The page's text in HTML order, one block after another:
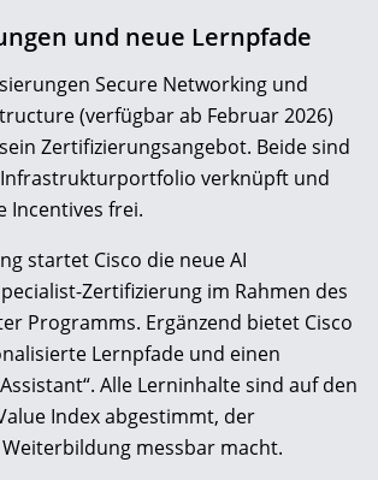
und neue Lernpfade
Secure Networking und
(verfügbar ab Februar 2026)
Zertifizierungsangebot. Beide sind
Infrastrukturportfolio verknüpft und
Incentives frei.
startet Cisco die neue AI
Zertifizierung im Rahmen des
Programms. Ergänzend bietet Cisco
Lernpfade und einen
Alle Lerninhalte sind auf den
Index abgestimmt, der
messbar macht.